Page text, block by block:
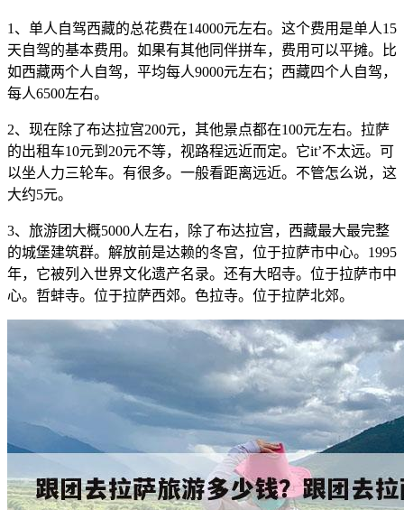
1、单人自驾西藏的总花费在14000元左右。这个费用是单人15
天自驾的基本费用。如果有其他同伴拼车，费用可以平摊。比
如西藏两个人自驾，平均每人9000元左右；西藏四个人自驾，
每人6500左右。
2、现在除了布达拉宫200元，其他景点都在100元左右。拉萨
的出租车10元到20元不等，视路程远近而定。它it’不太远。可
以坐人力三轮车。有很多。一般看距离远近。不管怎么说，这
大约5元。
3、旅游团大概5000人左右，除了布达拉宫，西藏最大最完整
的城堡建筑群。解放前是达赖的冬宫，位于拉萨市中心。1995
年，它被列入世界文化遗产名录。还有大昭寺。位于拉萨市中
心。哲蚌寺。位于拉萨西郊。色拉寺。位于拉萨北郊。